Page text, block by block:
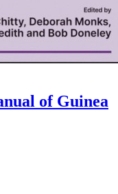
of Guinea